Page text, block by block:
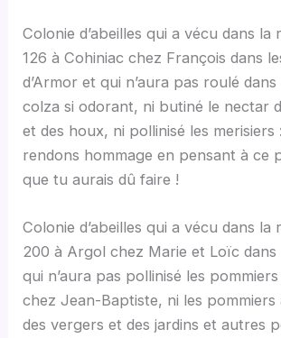
Colonie d’abeilles qui a vécu dans la
126 à Cohiniac chez François dans
d’Armor et qui n’aura pas roulé
colza si odorant, ni butiné le nectar
et des houx, ni pollinisé les merisiers
rendons hommage en pensant à ce
que tu aurais dû faire !
Colonie d’abeilles qui a vécu dans la
200 à Argol chez Marie et Loïc dans
qui n’aura pas pollinisé les
chez Jean-Baptiste, ni les pommiers
des vergers et des jardins et autres